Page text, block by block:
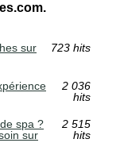
sur
723 hits
2 036
hits
spa ?
sur
2 515
hits